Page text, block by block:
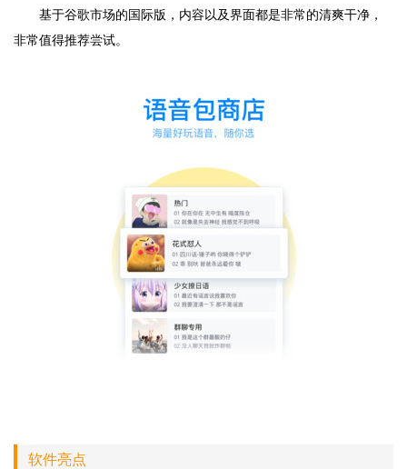
基于谷歌市场的国际版，内容以及界面都是非常的清爽干净，
非常值得推荐尝试。
软件亮点